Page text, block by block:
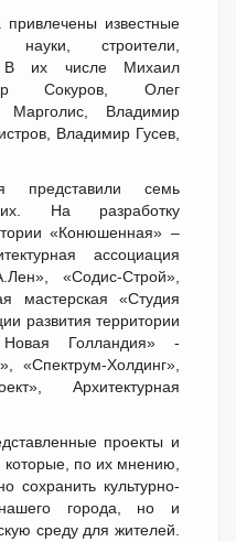
известные
строители,
В их числе Михаил
Сокуров, Олег
Марголис, Владимир
Владимир Гусев,
представили семь
На разработку
«Конюшенная» –
ассоциация
«Содис-Строй»,
мастерская «Студия
развития территории
Голландия» -
«Спектрум-Холдинг»,
Архитектурная
проекты и
которые, по их мнению,
сохранить культурно-
нашего города, но и
среду для жителей.